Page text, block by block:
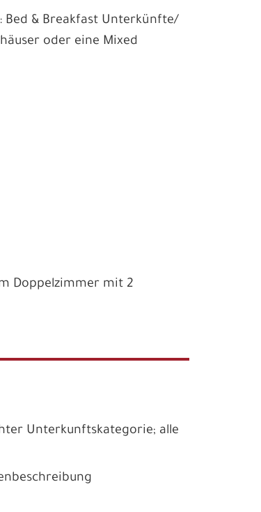
& Breakfast Unterkünfte/
oder eine Mixed
Doppelzimmer mit 2
Unterkunftskategorie; alle